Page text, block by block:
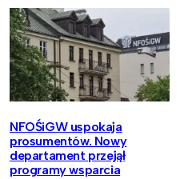
NFOŚiGW uspokaja
prosumentów. Nowy
departament przejął
programy wsparcia